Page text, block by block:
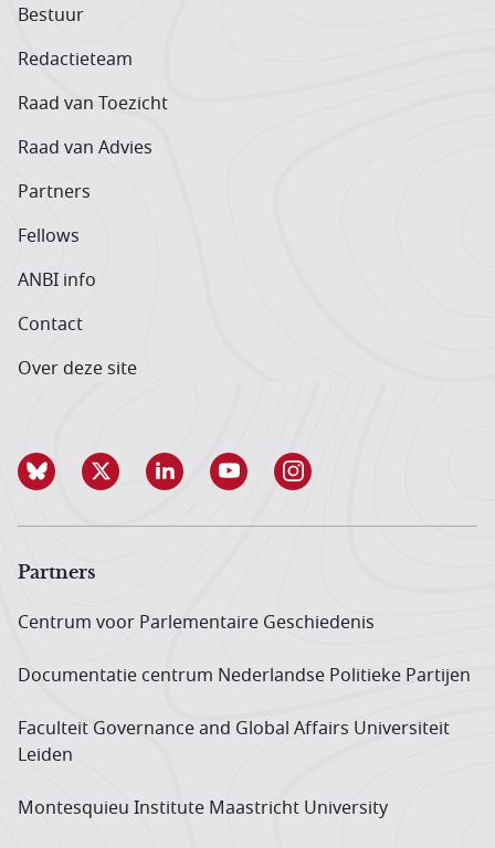
Bestuur
Redactieteam
Raad van Toezicht
Raad van Advies
Partners
Fellows
ANBI info
Contact
Over deze site
Partners
Centrum voor Parlementaire Geschiedenis
Documentatie centrum Neder­landse Politieke Partijen
Faculteit Governance and Global Affairs Universiteit
Leiden
Montesquieu Institute Maastricht University